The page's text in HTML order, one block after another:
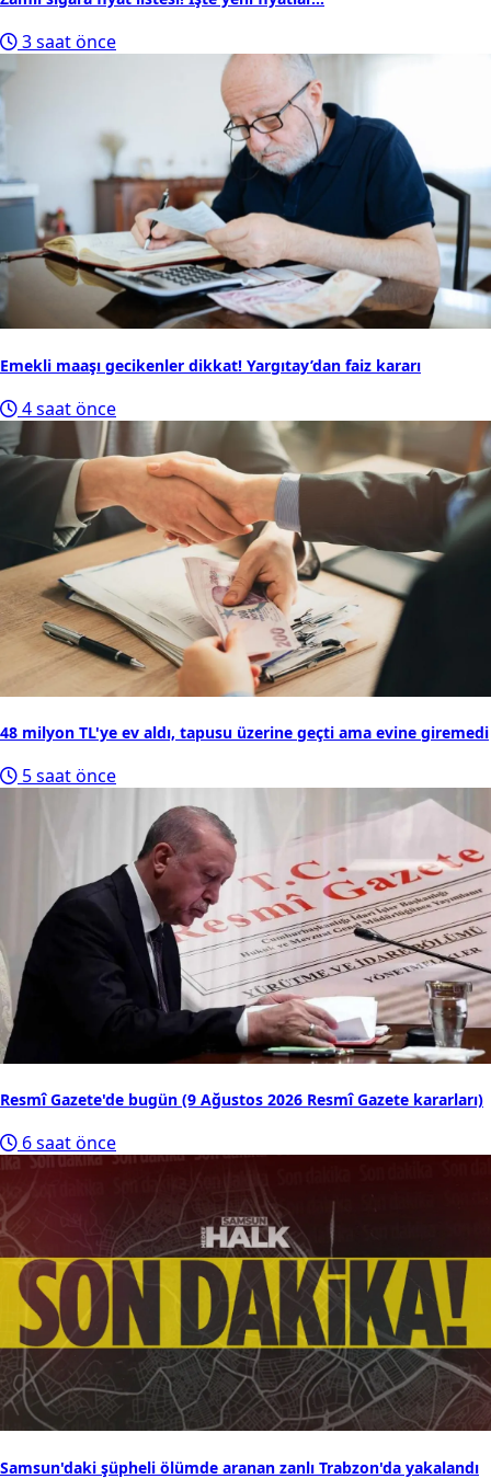
3 saat önce
Emekli maaşı gecikenler dikkat! Yargıtay’dan faiz kararı
4 saat önce
48 milyon TL'ye ev aldı, tapusu üzerine geçti ama evine giremedi
5 saat önce
Resmî Gazete'de bugün (9 Ağustos 2026 Resmî Gazete kararları)
6 saat önce
Samsun'daki şüpheli ölümde aranan zanlı Trabzon'da yakalandı